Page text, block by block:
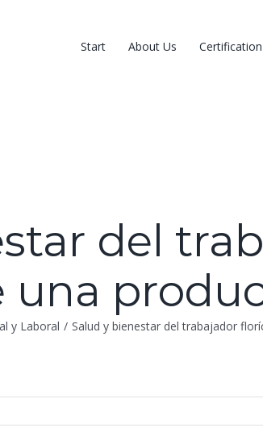
Start About Us Certification
del
una
y Laboral / Salud y bienestar del trabajador